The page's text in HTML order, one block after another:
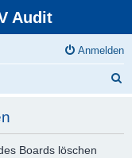
Audit
Anmelden
Boards löschen